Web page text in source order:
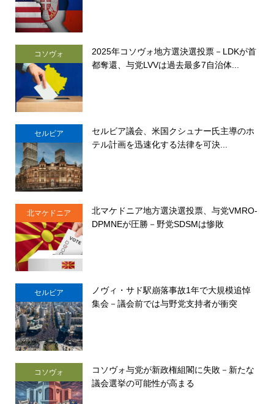
コソヴォ
2025年コソヴォ地方選決選投票－LDKが首
都奪還、与党LVVは過去最多7自治体...
セルビア
セルビア議会、米国クシュナー氏主導のホ
テル計画を迅速化する法律を可決...
北マケドニア
北マケドニア地方選決選投票、与党VMRO-
DPMNEが圧勝－野党SDSMは惨敗
セルビア
ノヴィ・サド駅崩落事故1年で大規模追悼
集会－議会前では与野党支持者が衝突
コソヴォ
コソヴォ与党が新政権組閣に失敗－新たな
議会選挙の可能性が高まる